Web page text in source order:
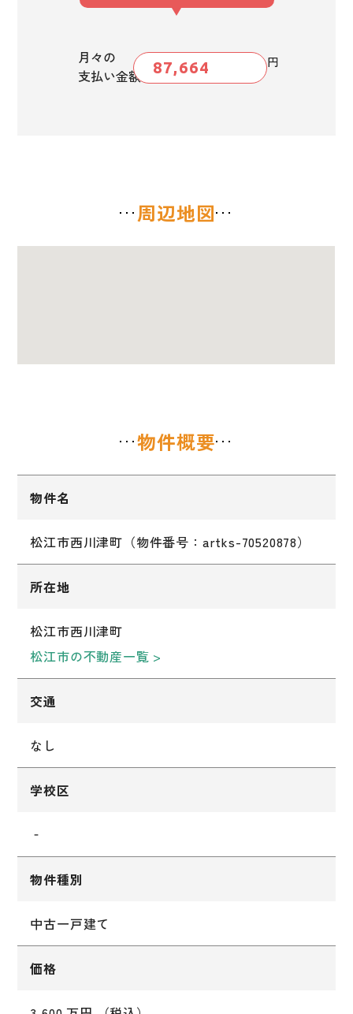
月々の
支払い金額
円
周辺地図
物件概要
物件名
松江市西川津町（物件番号：artks-70520878）
所在地
松江市西川津町
松江市の不動産一覧 >
交通
なし
学校区
‐
物件種別
中古一戸建て
価格